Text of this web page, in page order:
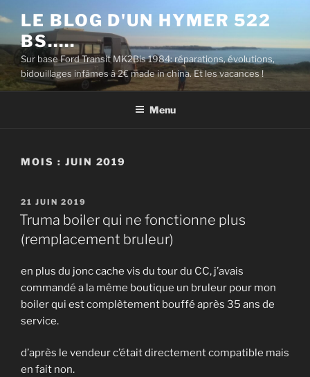
au
contenu
principal
LE BLOG D'UN HYMER 522
BS…..
Sur base Ford Transit MK2Bis 1984: réparations, évolutions,
bidouillages infâmes à 2€ made in china. Et les vacances !
Menu
MOIS : JUIN 2019
PUBLIÉ
LE
21 JUIN 2019
Truma boiler qui ne fonctionne plus
(remplacement bruleur)
en plus du jonc cache vis du tour du CC, j’avais
commandé a la même boutique un bruleur pour mon
boiler qui est complètement bouffé après 35 ans de
service.
d’après le vendeur c’était directement compatible mais
en fait non.